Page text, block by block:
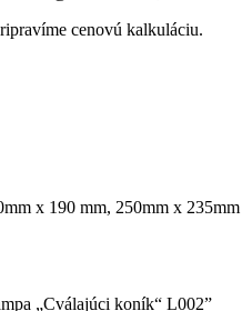
cenovú kalkuláciu.
x 190 mm, 250mm x 235mm
„Cválajúci koník“ L002”